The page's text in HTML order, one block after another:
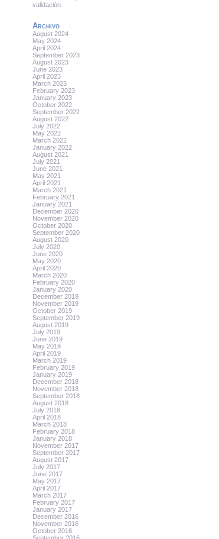
validación
Archivo
August 2024
May 2024
April 2024
September 2023
August 2023
June 2023
April 2023
March 2023
February 2023
January 2023
October 2022
September 2022
August 2022
July 2022
May 2022
March 2022
January 2022
August 2021
July 2021
June 2021
May 2021
April 2021
March 2021
February 2021
January 2021
December 2020
November 2020
October 2020
September 2020
August 2020
July 2020
June 2020
May 2020
April 2020
March 2020
February 2020
January 2020
December 2019
November 2019
October 2019
September 2019
August 2019
July 2019
June 2019
May 2019
April 2019
March 2019
February 2019
January 2019
December 2018
November 2018
September 2018
August 2018
July 2018
April 2018
March 2018
February 2018
January 2018
November 2017
September 2017
August 2017
July 2017
June 2017
May 2017
April 2017
March 2017
February 2017
January 2017
December 2016
November 2016
October 2016